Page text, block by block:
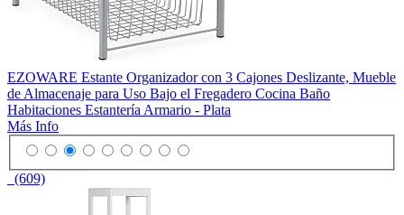
EZOWARE Estante Organizador con 3 Cajones Deslizante, Mueble
de Almacenaje para Uso Bajo el Fregadero Cocina Baño
Habitaciones Estantería Armario - Plata
Más Info
(609)